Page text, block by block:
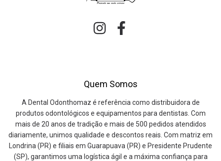
Quem Somos
A Dental Odonthomaz é referência como distribuidora de
produtos odontológicos e equipamentos para dentistas. Com
mais de 20 anos de tradição e mais de 500 pedidos atendidos
diariamente, unimos qualidade e descontos reais. Com matriz em
Londrina (PR) e filiais em Guarapuava (PR) e Presidente Prudente
(SP), garantimos uma logística ágil e a máxima confiança para